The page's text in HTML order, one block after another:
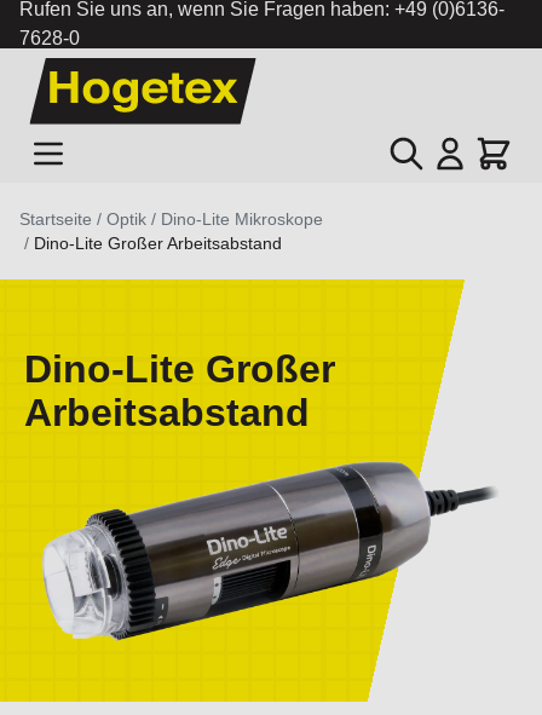
Rufen Sie uns an, wenn Sie Fragen haben: +49 (0)6136-
7628-0
Zum Inhalt springen
Suche Cart
Startseite / Optik / Dino-Lite Mikroskope
/ Dino-Lite Großer Arbeitsabstand
Dino-Lite Großer
Arbeitsabstand